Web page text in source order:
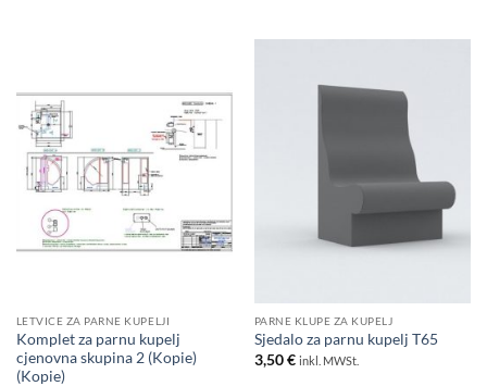
LETVICE ZA PARNE KUPELJI
Komplet za parnu kupelj
cjenovna skupina 2 (Kopie)
(Kopie)
PARNE KLUPE ZA KUPELJ
Sjedalo za parnu kupelj T65
3,50€ inkl. MWSt.